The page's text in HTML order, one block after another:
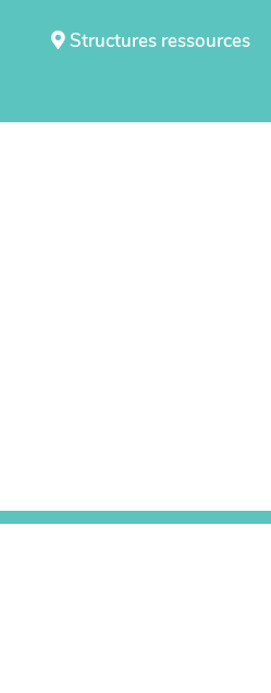
Structures ressources